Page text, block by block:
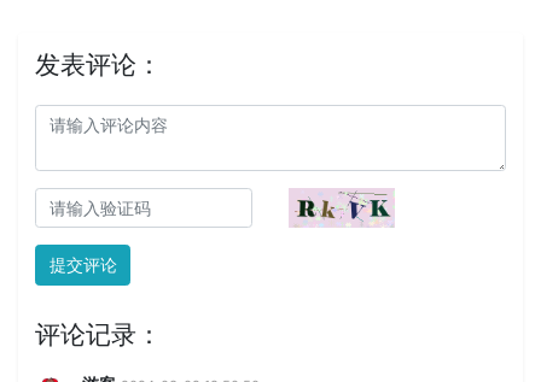
发表评论：
提交评论
评论记录：